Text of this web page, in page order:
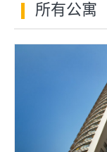
所有公寓